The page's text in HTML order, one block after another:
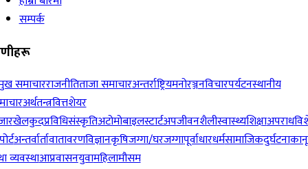
सम्पर्क
समाचारराजनीतिताजा समाचारअन्तर्राष्ट्रियमनोरञ्जनविचारपर्यटनस्थानीय
अर्थतन्त्रवित्तशेयर
खेलकुदप्रविधिसंस्कृतिअटोमोबाइलस्टार्टअपजीवनशैलीस्वास्थ्यशिक्षाअपराध
अन्तर्वार्तावातावरणविज्ञानकृषिजग्गा/घरजग्गापूर्वाधारधर्मसामाजिकदुर्घटना
व्यवस्थाआप्रवासनयुवामहिलामौसम